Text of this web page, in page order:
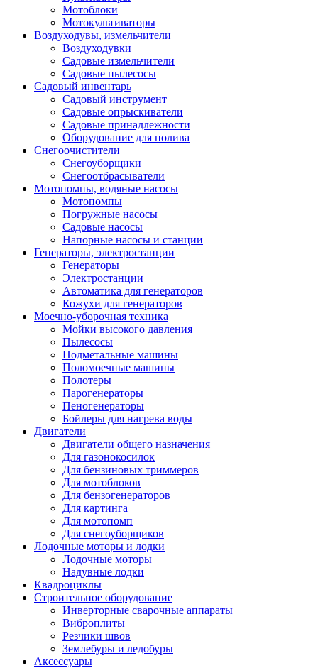
Мотоблоки
Мотокультиваторы
Воздуходувы, измельчители
Воздуходувки
Садовые измельчители
Садовые пылесосы
Садовый инвентарь
Садовый инструмент
Садовые опрыскиватели
Садовые принадлежности
Оборудование для полива
Снегоочистители
Снегоуборщики
Снегоотбрасыватели
Мотопомпы, водяные насосы
Мотопомпы
Погружные насосы
Садовые насосы
Напорные насосы и станции
Генераторы, электростанции
Генераторы
Электростанции
Автоматика для генераторов
Кожухи для генераторов
Моечно-уборочная техника
Мойки высокого давления
Пылесосы
Подметальные машины
Поломоечные машины
Полотеры
Парогенераторы
Пеногенераторы
Бойлеры для нагрева воды
Двигатели
Двигатели общего назначения
Для газонокосилок
Для бензиновых триммеров
Для мотоблоков
Для бензогенераторов
Для картинга
Для мотопомп
Для снегоуборщиков
Лодочные моторы и лодки
Лодочные моторы
Надувные лодки
Квадроциклы
Строительное оборудование
Инверторные сварочные аппараты
Виброплиты
Резчики швов
Землебуры и ледобуры
Аксессуары